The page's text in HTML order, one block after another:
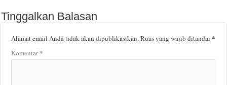
Tinggalkan Balasan
Alamat email Anda tidak akan dipublikasikan.Ruas yang wajib ditandai*
Komentar*